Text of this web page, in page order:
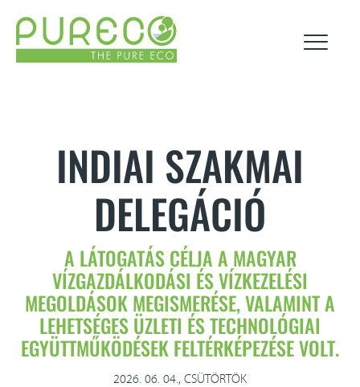
rólunk
esg
karrier
hírek
termékek
technológiák
szolgáltatások
INDIAI SZAKMAI
DELEGÁCIÓ
A LÁTOGATÁS CÉLJA A MAGYAR
VÍZGAZDÁLKODÁSI ÉS VÍZKEZELÉSI
MEGOLDÁSOK MEGISMERÉSE, VALAMINT A
LEHETSÉGES ÜZLETI ÉS TECHNOLÓGIAI
EGYÜTTMŰKÖDÉSEK FELTÉRKÉPEZÉSE VOLT.
2026. 06. 04., CSÜTÖRTÖK